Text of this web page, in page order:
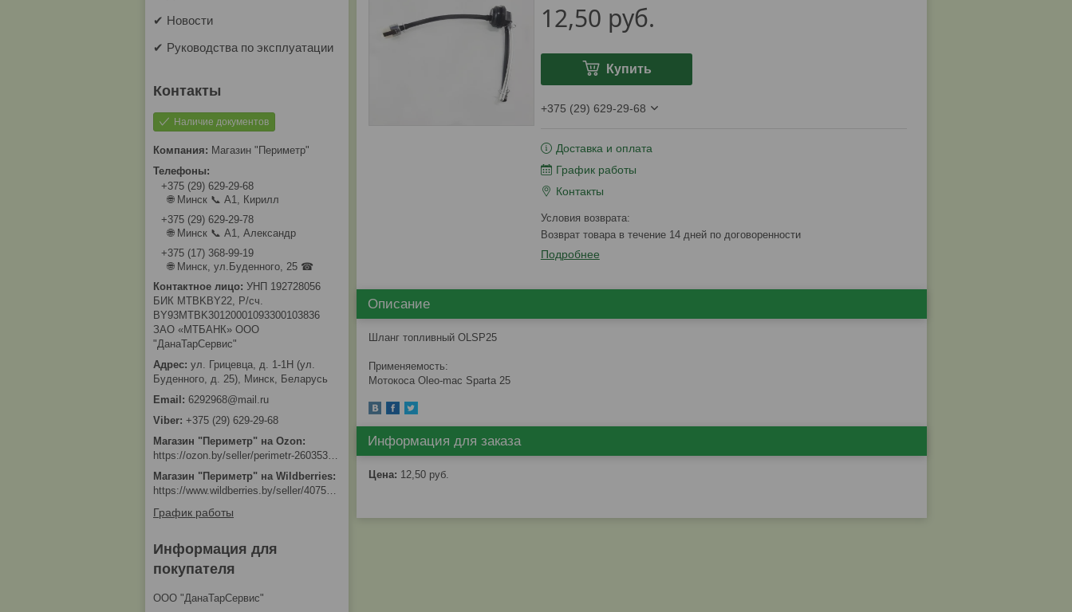
12,50 руб.
Купить
+375 (29) 629-29-68
Доставка и оплата
График работы
Контакты
возврат товара в течение 14 дней по договоренности
Подробнее
Описание
Шланг топливный OLSP25
Применяемость:
Мотокоса Oleo-mac Sparta 25
Информация для заказа
Цена: 12,50 руб.
✔ Новости
✔ Руководства по эксплуатации
Наличие документов
Магазин "Периметр"
+375 (29) 629-29-68
🌐 Минск 📞 А1, Кирилл
+375 (29) 629-29-78
🌐 Минск 📞 А1, Александр
+375 (17) 368-99-19
🌐 Минск, ул.Буденного, 25 ☎
УНП 192728056
БИК MTBKBY22, Р/сч.
BY93MTBK30120001093300103836
ЗАО «МТБАНК» ООО
"ДанаТарСервис"
ул. Грицевца, д. 1-1Н (ул.
Буденного, д. 25), Минск, Беларусь
6292968@mail.ru
+375 (29) 629-29-68
Магазин "Периметр" на Ozon
https://ozon.by/seller/perimetr-2603533/?miniapp=seller_2603533
Магазин "Периметр" на Wildberries
https://www.wildberries.by/seller/4075533
График работы
Информация для
покупателя
ООО "ДанаТарСервис"